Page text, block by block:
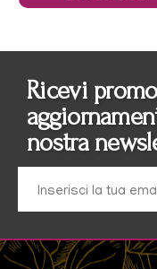
Ricevi
nostra